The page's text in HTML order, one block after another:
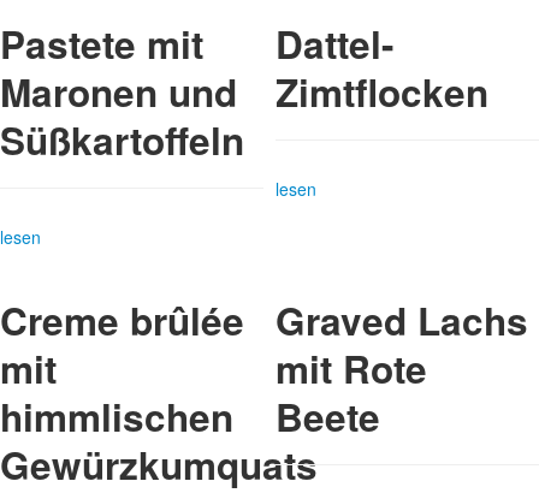
Pastete mit
Maronen und
Süßkartoffeln
lesen
Dattel-
Zimtflocken
lesen
Creme brûlée
mit
himmlischen
Gewürzkumquats
Graved Lachs
mit Rote
Beete